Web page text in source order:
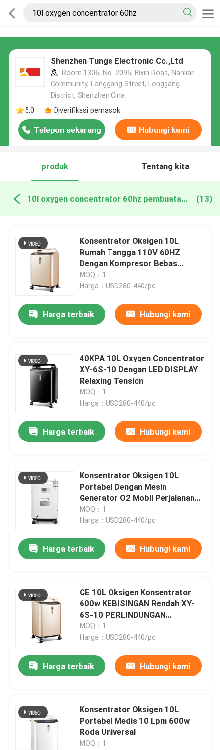
Shenzhen Tungs Electronic Co.,Ltd
Room 1306, No. 2095, Bixin Road, Nanlian
Community, Longgang Street, Longgang
District, Shenzhen,Cina
5.0
Diverifikasi pemasok
Telepon sekarang Hubungi kami
produk Tentang kita
10l oxygen concentrator 60hz pembuatan online (13)
Konsentrator Oksigen 10L
Rumah Tangga 110V 60HZ
Dengan Kompresor Bebas
Minyak
MOQ：1
Harga：USD280-440/pc
Harga terbaik Hubungi kami
40KPA 10L Oxygen Concentrator
XY-6S-10 Dengan LED DISPLAY
Relaxing Tension
MOQ：1
Harga：USD280-440/pc
Harga terbaik Hubungi kami
Konsentrator Oksigen 10L
Portabel Dengan Mesin
Generator O2 Mobil Perjalanan
Baterai
MOQ：1
Harga：USD280-440/pc
Harga terbaik Hubungi kami
CE 10L Oksigen Konsentrator
600w KEBISINGAN Rendah XY-
6S-10 PERLINDUNGAN
OVERHEATING
MOQ：1
Harga：USD280-440/pc
Harga terbaik Hubungi kami
Konsentrator Oksigen 10L
Portabel Medis 10 Lpm 600w
Roda Universal
MOQ：1